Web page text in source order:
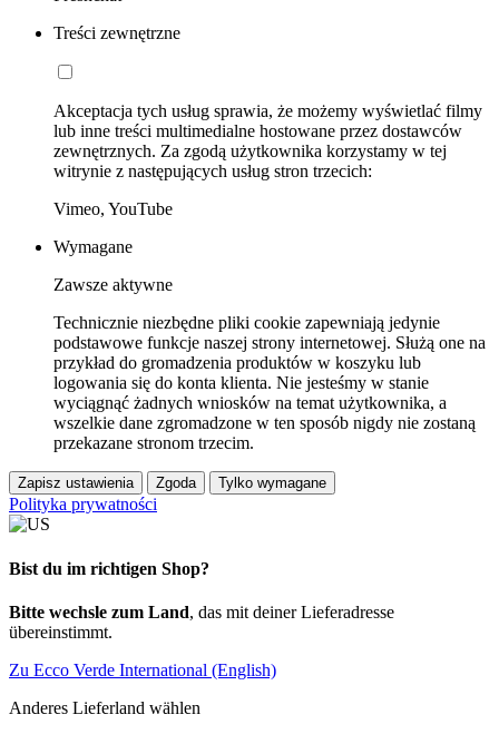
Treści zewnętrzne
Akceptacja tych usług sprawia, że możemy wyświetlać filmy
lub inne treści multimedialne hostowane przez dostawców
zewnętrznych. Za zgodą użytkownika korzystamy w tej
witrynie z następujących usług stron trzecich:
Vimeo, YouTube
Wymagane
Zawsze aktywne
Technicznie niezbędne pliki cookie zapewniają jedynie
podstawowe funkcje naszej strony internetowej. Służą one na
przykład do gromadzenia produktów w koszyku lub
logowania się do konta klienta. Nie jesteśmy w stanie
wyciągnąć żadnych wniosków na temat użytkownika, a
wszelkie dane zgromadzone w ten sposób nigdy nie zostaną
przekazane stronom trzecim.
Zapisz ustawienia Zgoda Tylko wymagane
Polityka prywatności
Bist du im richtigen Shop?
Bitte wechsle zum Land, das mit deiner Lieferadresse
übereinstimmt.
Zu Ecco Verde International (English)
Anderes Lieferland wählen